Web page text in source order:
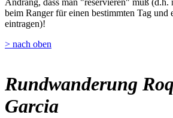
beim Ranger für einen bestimmten Tag und
eintragen)!
> nach oben
Rundwanderung
Garcia